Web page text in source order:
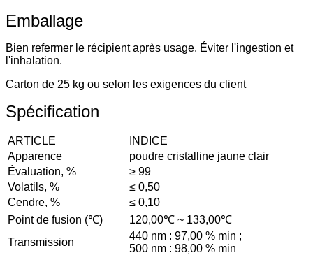
Emballage
Bien refermer le récipient après usage. Éviter l'ingestion et
l'inhalation.
Carton de 25 kg ou selon les exigences du client
Spécification
ARTICLE
INDICE
Apparence
poudre cristalline jaune clair
Évaluation, %
≥ 99
Volatils, %
≤ 0,50
Cendre, %
≤ 0,10
Point de fusion (℃)
120,00℃ ~ 133,00℃
Transmission
440 nm : 97,00 % min ;
500 nm : 98,00 % min